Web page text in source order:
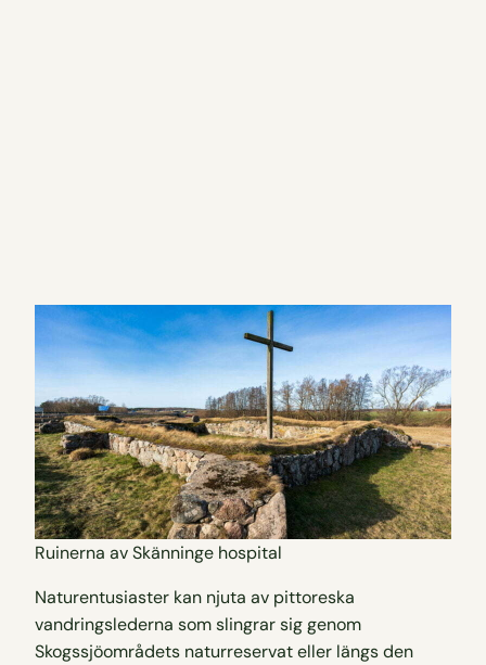
Ruinerna av Skänninge hospital
Naturentusiaster kan njuta av pittoreska
vandringslederna som slingrar sig genom
Skogssjöområdets naturreservat eller längs den